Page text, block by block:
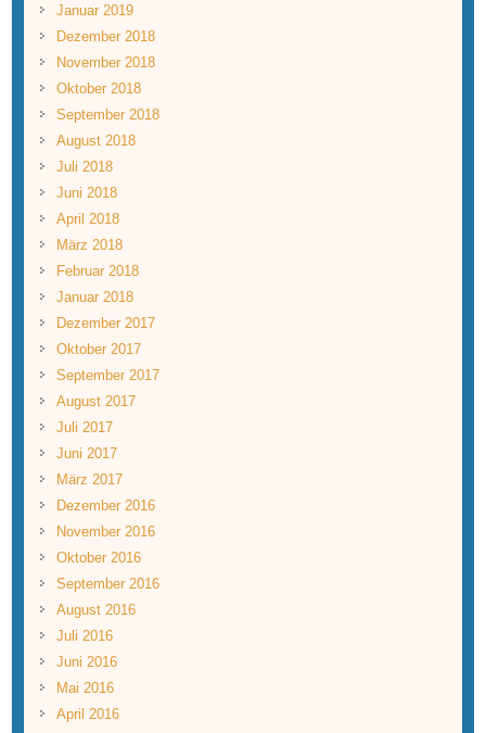
Januar 2019
Dezember 2018
November 2018
Oktober 2018
September 2018
August 2018
Juli 2018
Juni 2018
April 2018
März 2018
Februar 2018
Januar 2018
Dezember 2017
Oktober 2017
September 2017
August 2017
Juli 2017
Juni 2017
März 2017
Dezember 2016
November 2016
Oktober 2016
September 2016
August 2016
Juli 2016
Juni 2016
Mai 2016
April 2016